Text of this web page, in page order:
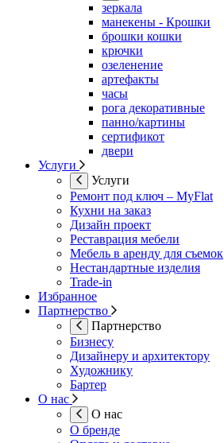
зеркала
манекены - Крошки
брошки кошки
крючки
озеленение
артефакты
часы
рога декоративные
панно/картины
сертификот
двери
Услуги
Услуги
Ремонт под ключ – MyFlat
Кухни на заказ
Дизайн проект
Реставрация мебели
Мебель в аренду для съемок
Нестандартные изделия
Trade-in
Избранное
Партнерство
Партнерство
Бизнесу
Дизайнеру и архитектору
Художнику
Бартер
О нас
О нас
О бренде